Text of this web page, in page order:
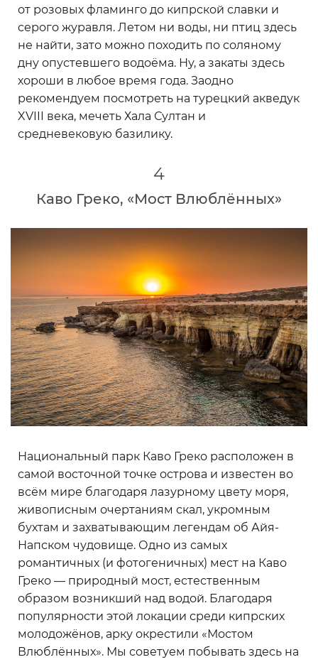
от розовых фламинго до кипрской славки и
серого журавля. Летом ни воды, ни птиц здесь
не найти, зато можно походить по соляному
дну опустевшего водоёма. Ну, а закаты здесь
хороши в любое время года. Заодно
рекомендуем посмотреть на турецкий акведук
XVIII века, мечеть Хала Султан и
средневековую базилику.
4
Каво Греко, «Мост Влюблённых»
Национальный парк Каво Греко расположен в
самой восточной точке острова и известен во
всём мире благодаря лазурному цвету моря,
живописным очертаниям скал, укромным
бухтам и захватывающим легендам об Айя-
Напском чудовище. Одно из самых
романтичных (и фотогеничных) мест на Каво
Греко — природный мост, естественным
образом возникший над водой. Благодаря
популярности этой локации среди кипрских
молодожёнов, арку окрестили «Мостом
Влюблённых». Мы советуем побывать здесь на